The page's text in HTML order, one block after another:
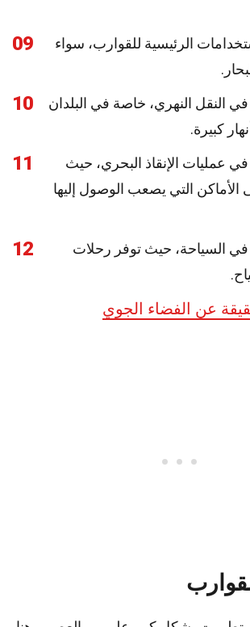
09
الرئيسية للقوارب، سواء
10
النقل النهري، خاصة في البلدان
كبيرة.
11
عمليات الإنقاذ البحري، حيث
الأماكن التي يصعب الوصول إليها
12
السياحة، حيث توفر رحلات